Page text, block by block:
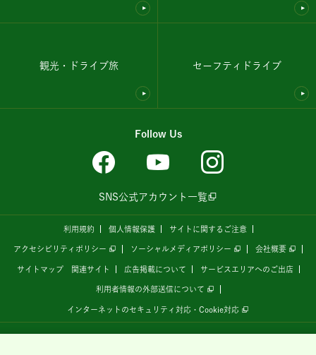
観光・ドライブ旅 セーフティドライブ
Follow Us
SNS公式アカウント一覧
利用規約 個人情報保護 サイトに関するご注意
アクセシビリティポリシー ソーシャルメディアポリシー 会社概要
サイトマップ 関連サイト 広告掲載について サービスエリアへのご出店
利用者情報の外部送信について
インターネットのセキュリティ対応・Cookie対応